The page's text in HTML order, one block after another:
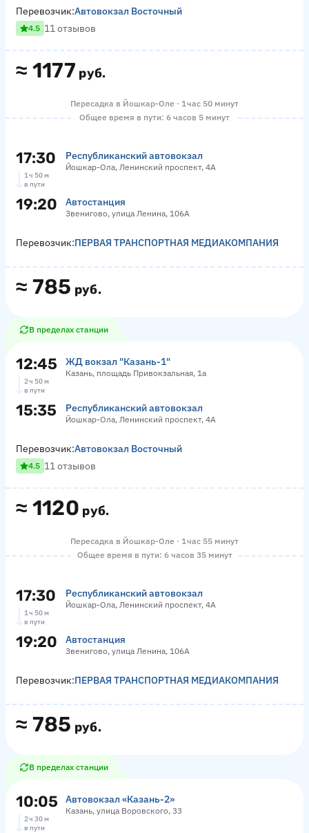
≈ 1177 руб.
Перевозчик:Автовокзал Восточный
4.5 11 отзывов
Пересадка в Йошкар-Оле · 1 час 50 минут
Общее время в пути: 6 часов 5 минут
17:30 Республиканский автовокзал
Йошкар-Ола, Ленинский проспект, 4А
1 ч 50 м
в пути
19:20 Автостанция
Звенигово, улица Ленина, 106А
≈ 785 руб.
Перевозчик:ПЕРВАЯ ТРАНСПОРТНАЯ МЕДИАКОМПАНИЯ
В пределах станции
12:45 ЖД вокзал "Казань-1"
Казань, площадь Привокзальная, 1а
2 ч 50 м
в пути
15:35 Республиканский автовокзал
Йошкар-Ола, Ленинский проспект, 4А
≈ 1120 руб.
Перевозчик:Автовокзал Восточный
4.5 11 отзывов
Пересадка в Йошкар-Оле · 1 час 55 минут
Общее время в пути: 6 часов 35 минут
17:30 Республиканский автовокзал
Йошкар-Ола, Ленинский проспект, 4А
1 ч 50 м
в пути
19:20 Автостанция
Звенигово, улица Ленина, 106А
≈ 785 руб.
Перевозчик:ПЕРВАЯ ТРАНСПОРТНАЯ МЕДИАКОМПАНИЯ
В пределах станции
10:05 Автовокзал «‎Казань-2»
Казань, улица Воровского, 33
2 ч 30 м
в пути